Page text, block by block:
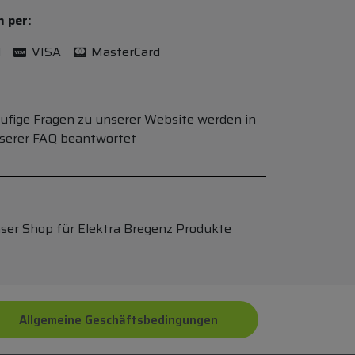
per:
VISA MasterCard
Fragen zu unserer Website werden in
FAQ beantwortet
Shop für Elektra Bregenz Produkte
Allgemeine Geschäftsbedingungen